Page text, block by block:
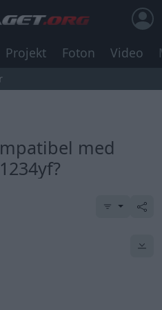
Projekt Foton Video
med